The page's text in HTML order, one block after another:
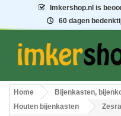
Imkershop.nl is
60 dagen
Home
Bijenkasten,
Houten bijenkasten